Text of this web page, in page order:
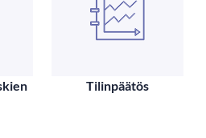
Tilinpäätös